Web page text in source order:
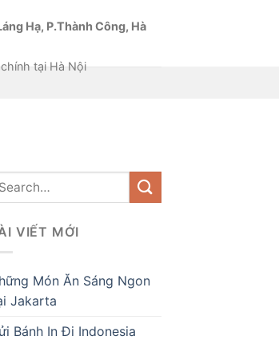
Hạ, P.Thành Công, Hà
tại Hà Nội
VIẾT MỚI
Món Ăn Sáng Ngon
Jakarta
Bánh In Đi Indonesia